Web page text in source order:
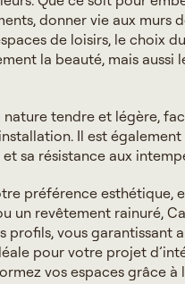
donner vie aux murs
de loisirs, le choix
la beauté, mais aussi
nature tendre et légère,
Il est
sa résistance aux
préférence esthétique,
un revêtement rainuré,
profils, vous garantissant
pour votre projet
vos espaces grâce à